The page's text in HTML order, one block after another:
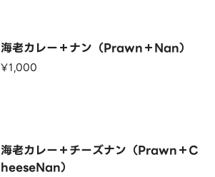
海老カレー＋ナン（Prawn＋Nan）
¥1,000
海老カレー＋チーズナン（Prawn＋C
heeseNan）